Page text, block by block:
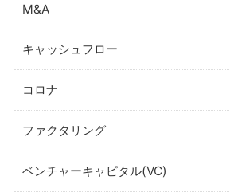
M&A
キャッシュフロー
コロナ
ファクタリング
ベンチャーキャピタル(VC)